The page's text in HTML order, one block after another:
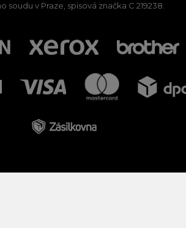
soudu v Praze, spisová značka C 219238.